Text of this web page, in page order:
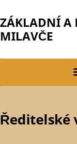
ZÁKLADNÍ A
MILAVČE
Ředitelské